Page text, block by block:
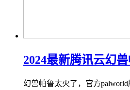
2024最新腾讯云幻
幻兽帕鲁太火了，官方